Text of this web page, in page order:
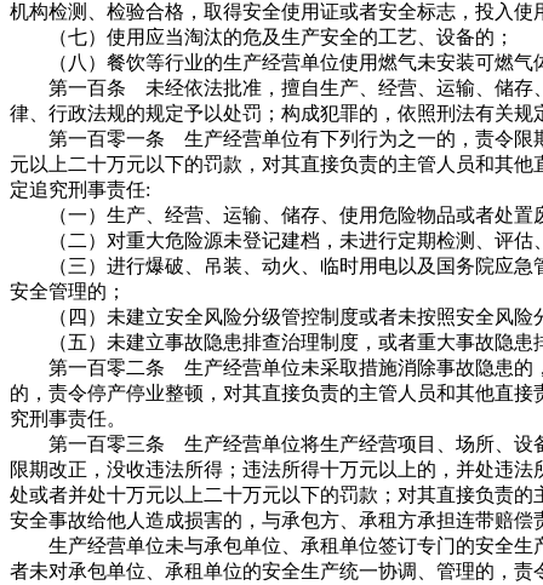
机构检测、检验合格，取得安全使用证或者安全标志，投入使
（七）使用应当淘汰的危及生产安全的工艺、设备的；
（八）餐饮等行业的生产经营单位使用燃气未安装可燃气
第一百条 未经依法批准，擅自生产、经营、运输、储存
律、行政法规的规定予以处罚；构成犯罪的，依照刑法有关规
第一百零一条 生产经营单位有下列行为之一的，责令限
元以上二十万元以下的罚款，对其直接负责的主管人员和其
定追究刑事责任:
（一）生产、经营、运输、储存、使用危险物品或者处置
（二）对重大危险源未登记建档，未进行定期检测、评估
（三）进行爆破、吊装、动火、临时用电以及国务院应急
安全管理的；
（四）未建立安全风险分级管控制度或者未按照安全风险
（五）未建立事故隐患排查治理制度，或者重大事故隐患
第一百零二条 生产经营单位未采取措施消除事故隐患的
的，责令停产停业整顿，对其直接负责的主管人员和其他直
究刑事责任。
第一百零三条 生产经营单位将生产经营项目、场所、设
限期改正，没收违法所得；违法所得十万元以上的，并处违
处或者并处十万元以上二十万元以下的罚款；对其直接负责
安全事故给他人造成损害的，与承包方、承租方承担连带赔偿
生产经营单位未与承包单位、承租单位签订专门的安全生
者未对承包单位、承租单位的安全生产统一协调、管理的，